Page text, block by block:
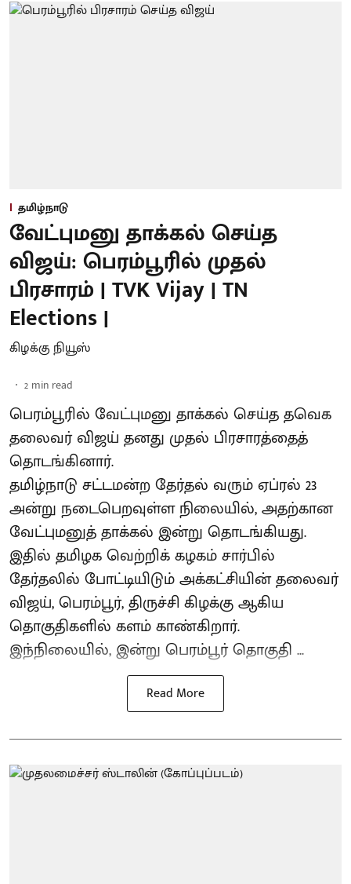
தமிழ்நாடு
வேட்புமனு தாக்கல் செய்த
விஜய்: பெரம்பூரில் முதல்
பிரசாரம் | TVK Vijay | TN
Elections |
கிழக்கு நியூஸ்
2 min read
பெரம்பூரில் வேட்புமனு தாக்கல் செய்த தவெக
தலைவர் விஜய் தனது முதல் பிரசாரத்தைத்
தொடங்கினார்.
தமிழ்நாடு சட்டமன்ற தேர்தல் வரும் ஏப்ரல் 23
அன்று நடைபெறவுள்ள நிலையில், அதற்கான
வேட்புமனுத் தாக்கல் இன்று தொடங்கியது.
இதில் தமிழக வெற்றிக் கழகம் சார்பில்
தேர்தலில் போட்டியிடும் அக்கட்சியின் தலைவர்
விஜய், பெரம்பூர், திருச்சி கிழக்கு ஆகிய
தொகுதிகளில் களம் காண்கிறார்.
இந்நிலையில், இன்று பெரம்பூர் தொகுதி ...
Read More